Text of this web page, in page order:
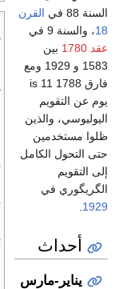
السنة 88 في
القرن
18، والسنة 9 في
عقد 1780
بين
1583 و 1929 ومع
فارق 1788 is 11
يوم عن التقويم
اليوليوسي، والذين
ظلوا مستخدمين
حتى التحول الكامل
إلى التقويم
الگريگوري في
1929
أحداث
يناير-مارس